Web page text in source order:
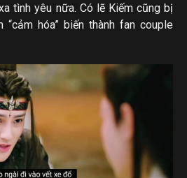
tình yêu nữa. Có lẽ Kiếm cũng bị
“cảm hóa” biến thành fan couple